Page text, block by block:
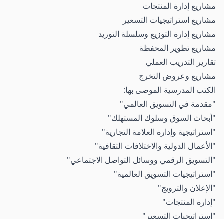
مشاريع إدارة المنتجات
مشاريع استراتيجيات التسعير
مشاريع إدارة التوزيع وسلسلة التوريد
مشاريع تطوير المحفظة
تقارير التدريب العملي
مشاريع وعروض التخرج
الكتب المدرسية الموصى بها:
"مقدمة في التسويق العالمي"
"أبحاث السوق وسلوك المستهلك"
"استراتيجية وإدارة العلامة التجارية"
"الأعمال الدولية والاختلافات الثقافية"
"التسويق الرقمي ووسائل التواصل الاجتماعي"
"استراتيجيات التسويق العالمية"
"الإعلان والترويج"
"إدارة المنتجات"
"استراتيجيات التسعير"